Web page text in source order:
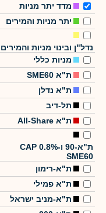
מדד יתר מניות
יתר מניות והמירים
נדל"ן ובינוי מניות והמירים
מניות כללי
ת"א SME60
ת"א נדלן
תל-דיב
ת"א All-Share
ת"א-90 ו-CAP 0.8%
SME60
ת"א-רימון
ת"א פמילי
ת"א-מניב ישראל